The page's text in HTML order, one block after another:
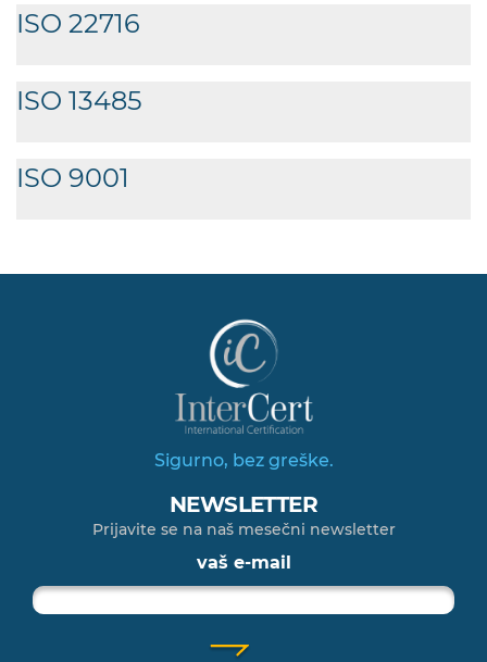
ISO 22716
ISO 13485
ISO 9001
Sigurno, bez greške.
NEWSLETTER
Prijavite se na naš mesečni newsletter
vaš e-mail